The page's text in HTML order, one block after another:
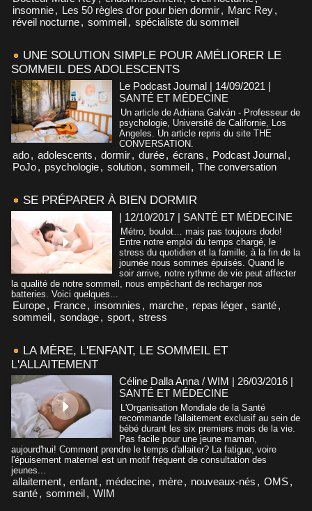
insomnie, Les 50 règles d’or pour bien dormir, Marc Rey,
réveil nocturne, sommeil, spécialiste du sommeil
UNE SOLUTION SIMPLE POUR AMÉLIORER LE
SOMMEIL DES ADOLESCENTS
Le Podcast Journal | 14/09/2021 |
SANTÉ ET MÉDECINE
Un article de Adriana Galván - Professeur de
psychologie, Université de Californie, Los
Angeles. Un article repris du site THE
CONVERSATION.
ado, adolescents , dormir, durée, écrans , Podcast Journal,
PoJo, psychologie, solution, sommeil, The conversation
SE PRÉPARER À BIEN DORMIR
| 12/10/2017 | SANTÉ ET MÉDECINE
Métro, boulot… mais pas toujours dodo!
Entre notre emploi du temps chargé, le
stress du quotidien et la famille, à la fin de la
journée nous sommes épuisés. Quand le
soir arrive, notre rythme de vie peut affecter
la qualité de notre sommeil, nous empêchant de recharger nos
batteries. Voici quelques...
Europe, France, insomnies , marche, repas léger, santé,
sommeil, sondage, sport, stress
LA MÈRE, L'ENFANT, LE SOMMEIL ET
L'ALLAITEMENT
Céline Dalla Anna / WIM | 26/03/2016 |
SANTÉ ET MÉDECINE
L'Organisation Mondiale de la Santé
recommande l'allaitement exclusif au sein de
bébé durant les six premiers mois de la vie.
Pas facile pour une jeune maman,
aujourd'hui! Comment prendre le temps d'allaiter? La fatigue, voire
l'épuisement maternel est un motif fréquent de consultation des
jeunes...
allaitement, enfant, médecine, mère, nouveaux-nés , OMS,
santé, sommeil, WIM